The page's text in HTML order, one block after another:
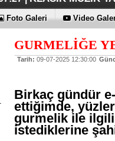
|DÜZENLEMEYİ
|ERKEN TEŞHİS
|KAYIP
|EN İYİLER DEĞİL
|KOÇ GİBİ
|DÖRT ŞİRKET
|FUJİTSU'DAN
Foto Galeri Video
GURMELİĞE
Tarih: 09-07-2025 12:30:00
Birkaç gündür
ettiğimde,
gurmelik ile
istediklerine